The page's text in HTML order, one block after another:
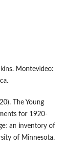
Montevideo:
The Young
for 1920-
an inventory of
of Minnesota.